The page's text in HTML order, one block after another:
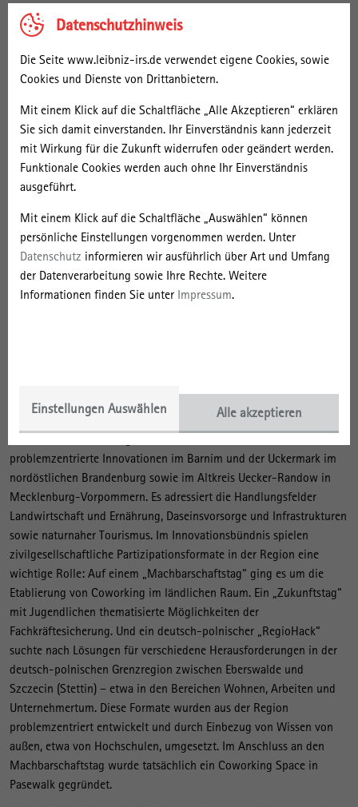
Datenschutzhinweis
Die Seite www.leibniz-irs.de verwendet eigene Cookies, sowie
Cookies und Dienste von Drittanbietern.
Mit einem Klick auf die Schaltfläche „Alle Akzeptieren“ erklären
Sie sich damit einverstanden. Ihr Einverständnis kann jederzeit
mit Wirkung für die Zukunft widerrufen oder geändert werden.
Funktionale Cookies werden auch ohne Ihr Einverständnis
ausgeführt.
Mit einem Klick auf die Schaltfläche „Auswählen“ können
persönliche Einstellungen vorgenommen werden. Unter
Datenschutz informieren wir ausführlich über Art und Umfang
der Datenverarbeitung sowie Ihre Rechte. Weitere
Informationen finden Sie unter Impressum.
Einstellungen Auswählen Alle akzeptieren
verfolgen. Ein Ergebnis der Studie war, dass die Wahrnehmung von
Sozialunternehmen als wichtige Gestaltungsakteure im ländlichen
empfahlen deshalb unter anderem einen Dialogprozess zwischen
Dieser Empfehlung kommt das MWAE nun nach, indem es
gemeinsam mit Social Impact gGmbH, die ebenfalls an der
Erarbeitung der Studie beteiligt war, ab Mai 2021 drei
Vertiefungsgespräche mit Sozialunternehmen und Vertreter*innen
des Landes Brandenburg ausrichtet. Ralph Richter und Ariane Sept
des Dialogprozesses soll eine Roadmap mit Maßnahmen zur
Verbesserung der Situation von Sozialunternehmen in Brandenburg,
unter Berücksichtigung der in der Studie gemachten
Handlungsempfehlungen, vorliegen.
Einzelprojekten strategisch weitergedacht und übertragen werden
können. Diese Rolle übernimmt das IRS etwa im
problemzentrierte Innovationen im Barnim und der Uckermark im
nordöstlichen Brandenburg sowie im Altkreis Uecker-Randow in
Mecklenburg-Vorpommern. Es adressiert die Handlungsfelder
Landwirtschaft und Ernährung, Daseinsvorsorge und Infrastrukturen
sowie naturnaher Tourismus. Im Innovationsbündnis spielen
zivilgesellschaftliche Partizipationsformate in der Region eine
wichtige Rolle: Auf einem „Machbarschaftstag“ ging es um die
Etablierung von Coworking im ländlichen Raum. Ein „Zukunftstag“
mit Jugendlichen thematisierte Möglichkeiten der
Fachkräftesicherung. Und ein deutsch-polnischer „RegioHack“
suchte nach Lösungen für verschiedene Herausforderungen in der
deutsch-polnischen Grenzregion zwischen Eberswalde und
Szczecin (Stettin) – etwa in den Bereichen Wohnen, Arbeiten und
Unternehmertum. Diese Formate wurden aus der Region
problemzentriert entwickelt und durch Einbezug von Wissen von
außen, etwa von Hochschulen, umgesetzt. Im Anschluss an den
Machbarschaftstag wurde tatsächlich ein Coworking Space in
Pasewalk gegründet.